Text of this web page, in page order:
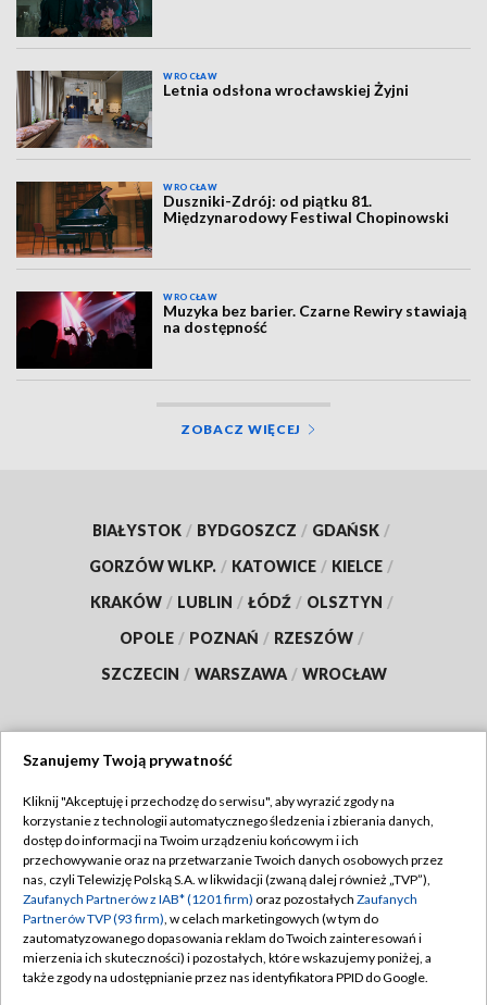
WROCŁAW
Letnia odsłona wrocławskiej Żyjni
WROCŁAW
Duszniki-Zdrój: od piątku 81.
Międzynarodowy Festiwal Chopinowski
WROCŁAW
Muzyka bez barier. Czarne Rewiry stawiają
na dostępność
ZOBACZ WIĘCEJ
BIAŁYSTOK / BYDGOSZCZ / GDAŃSK /
GORZÓW WLKP. / KATOWICE / KIELCE /
KRAKÓW / LUBLIN / ŁÓDŹ / OLSZTYN /
OPOLE / POZNAŃ / RZESZÓW /
SZCZECIN / WARSZAWA / WROCŁAW
TVP
Abonament TVP
Emisja w TVP
Centrum informacji TVP
Naziemna Telewizja Cyfrowa
Regulamin TVP
Polityka prywatności
Moje zgody
Pomoc
Szanujemy Twoją prywatność
Kliknij "Akceptuję i przechodzę do serwisu", aby wyrazić zgody na
korzystanie z technologii automatycznego śledzenia i zbierania danych,
dostęp do informacji na Twoim urządzeniu końcowym i ich
przechowywanie oraz na przetwarzanie Twoich danych osobowych przez
nas, czyli Telewizję Polską S.A. w likwidacji (zwaną dalej również „TVP”),
Zaufanych Partnerów z IAB* (1201 firm) oraz pozostałych Zaufanych
Partnerów TVP (93 firm), w celach marketingowych (w tym do
zautomatyzowanego dopasowania reklam do Twoich zainteresowań i
mierzenia ich skuteczności) i pozostałych, które wskazujemy poniżej, a
także zgody na udostępnianie przez nas identyfikatora PPID do Google.